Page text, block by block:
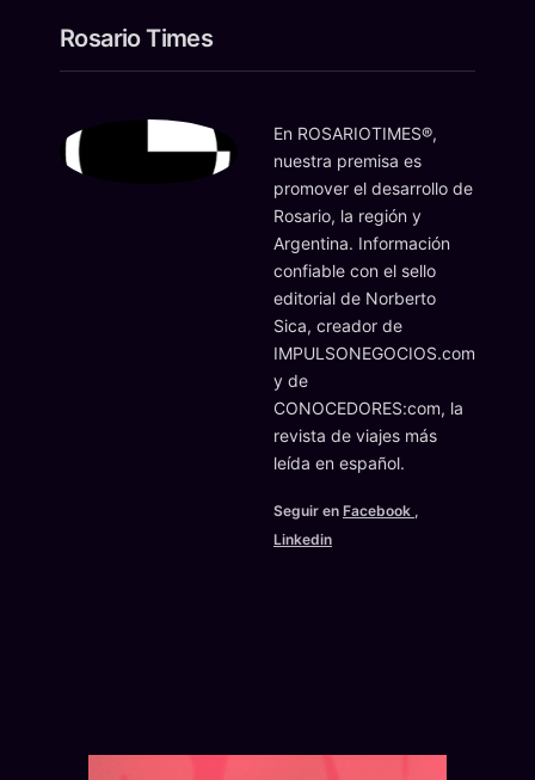
Rosario Times
En ROSARIOTIMES®,
nuestra premisa es
promover el desarrollo de
Rosario, la región y
Argentina. Información
confiable con el sello
editorial de Norberto
Sica, creador de
IMPULSONEGOCIOS.com
y de
CONOCEDORES:com, la
revista de viajes más
leída en español.
Seguir en Facebook ,
Linkedin